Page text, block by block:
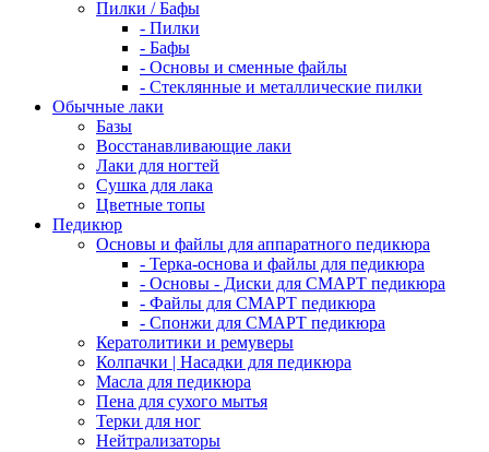
Пилки / Бафы
- Пилки
- Бафы
- Основы и сменные файлы
- Стеклянные и металлические пилки
Обычные лаки
Базы
Восстанавливающие лаки
Лаки для ногтей
Сушка для лака
Цветные топы
Педикюр
Основы и файлы для аппаратного педикюра
- Терка-основа и файлы для педикюра
- Основы - Диски для СМАРТ педикюра
- Файлы для СМАРТ педикюра
- Спонжи для СМАРТ педикюра
Кератолитики и ремуверы
Колпачки | Насадки для педикюра
Масла для педикюра
Пена для сухого мытья
Терки для ног
Нейтрализаторы